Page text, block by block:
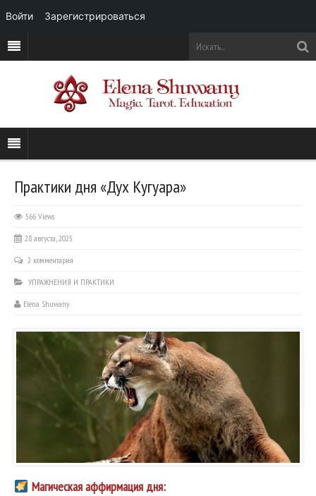
Практики дня «Дух Кугуара»
566 Views
28 августа, 2025
2 комментария
УПРАЖНЕНИЯ И ПРАКТИКИ
Elena Shuwany
Магическая аффирмация дня:
Войти Зарегистрироваться